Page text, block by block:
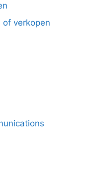
of verkopen